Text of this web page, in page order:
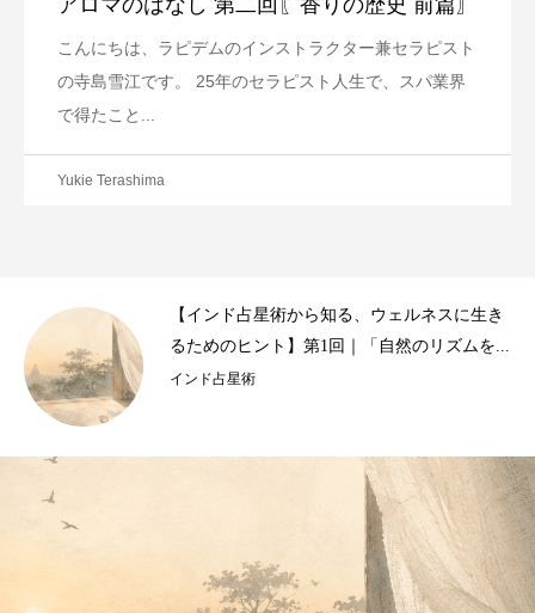
こんにちは、ラピデムのインストラクター兼セラピスト
の寺島雪江です。 25年のセラピスト人生で、スパ業界
で得たこと...
Yukie Terashima
インド占星術から知る、ウェルネスに生き
ためのヒント】第1回｜「自然のリズムを...
ンド占星術
月と、
ムの出